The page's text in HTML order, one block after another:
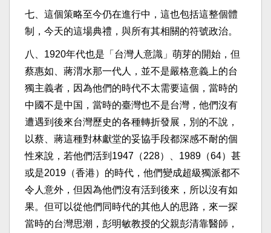
七、這個策略至今仍在進行中，這也包括這整個體
制，今天的這場典禮，與所有其相關的符號政治。
八、1920年代也是「台灣人意識」萌芽的開始，但
蔡惠如、蔣渭水那一代人，並不是嚴格意義上的台
獨主義者，因為他們的時代不太需要這個，當時的
中國不是中国，當時的臺灣也不是台灣，他們沒有
遭遇到後來台灣歷史的各種轉折發展，別的不說，
以蔡、蔣這種對林獻堂的妥協手段都深感不耐的個
性來說，若他們活到1947（228）、1989（64）甚
或是2019（香港）的時代，他們變成超級獨派都不
令人意外，但因為他們沒有活到後來，所以沒有如
果。但可以從他們同時代的其他人的思路，來一探
當時的台灣思潮，彭明敏教授的父親彭清靠醫師，